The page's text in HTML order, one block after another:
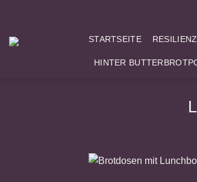
springen
STARTSEITE
HINTER